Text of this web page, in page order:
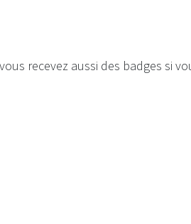
recevez aussi des badges si